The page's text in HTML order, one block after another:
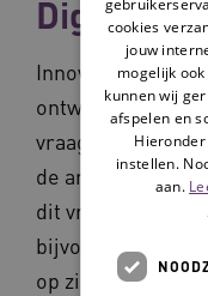
Digitaal
Innoveren is een
ontwikkelingen
vraag naar zorg
de arbeidsmarkt.
dit vragen met
bijvoorbeeld
op zich wordt?
cookies
jouw
mogelijk
kunnen wij
afspelen en
instellen.
aan.